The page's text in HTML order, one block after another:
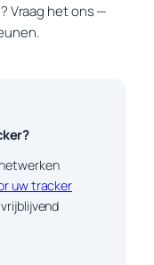
Vraag het ons —
uw tracker